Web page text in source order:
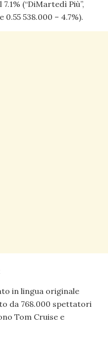
(“DiMartedì Più”,
538.000 – 4.7%).
in lingua originale
da 768.000 spettatori
Tom Cruise e